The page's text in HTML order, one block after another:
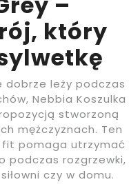
który
dobrze leży podczas
Nebbia Koszulka
stworzoną
mężczyznach. Ten
pomaga utrzymać
podczas rozgrzewki,
czy w domu.